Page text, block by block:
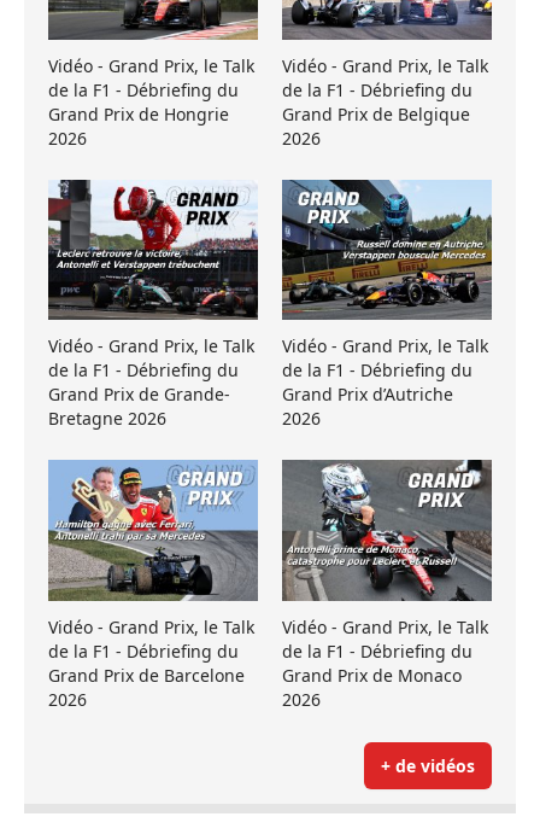
Vidéo - Grand Prix, le Talk
de la F1 - Débriefing du
Grand Prix de Hongrie
2026
Vidéo - Grand Prix, le Talk
de la F1 - Débriefing du
Grand Prix de Belgique
2026
Vidéo - Grand Prix, le Talk
de la F1 - Débriefing du
Grand Prix de Grande-
Bretagne 2026
Vidéo - Grand Prix, le Talk
de la F1 - Débriefing du
Grand Prix d’Autriche
2026
Vidéo - Grand Prix, le Talk
de la F1 - Débriefing du
Grand Prix de Barcelone
2026
Vidéo - Grand Prix, le Talk
de la F1 - Débriefing du
Grand Prix de Monaco
2026
+ de vidéos